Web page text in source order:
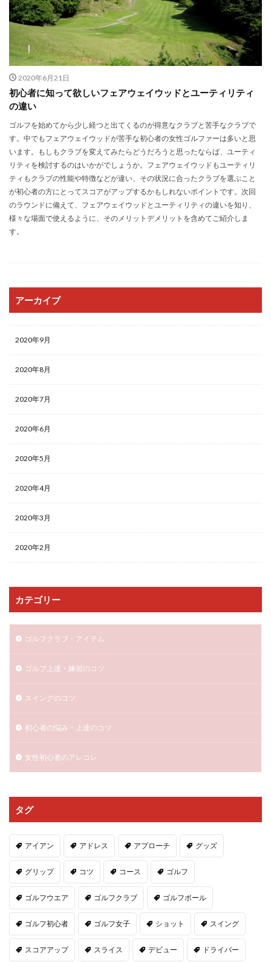
2020年6月21日
初心者に知って欲しいフェアウェイウッドとユーティリティ
の違い
ゴルフを始めてから少し経つと出てくるのが得意なクラブと苦手なクラブで
す。中でもフェアウェイウッドが苦手な初心者の女性ゴルファーは多いと思
います。もしもクラブを変えてみたらどうだろうと思ったならば、ユーティ
リティを検討するのはいかがでしょうか。フェアウェイウッドもユーティリ
ティもクラブの性能や特徴などが違い、その状況に合ったクラブを選ぶこと
が初心者の方にとってスコアがアップするかもしれないポイントです。次回
のラウンドに備えて、フェアウェイウッドとユーティリティの違いを知り、
様々な場面で使えるように、そのメリットデメリットを含めてご紹介しま
す。
アーカイブ
2020年9月
2020年8月
2020年7月
2020年6月
2020年5月
2020年4月
2020年3月
2020年2月
カテゴリー
ゴルフクラブ・アイテム
ゴルフ上達・練習のコツ
スイングのコツ
初心者の悩み・上達のコツ
女性初心者のアレコレ
タグ
アイアン アドレス アプローチ グッズ
グリップ コツ コース ゴルフ
ゴルフウエア ゴルフクラブ ゴルフボール
ゴルフ初心者 ゴルフ女子 ショット スイング
スコアアップ スライス デビュー ドライバー